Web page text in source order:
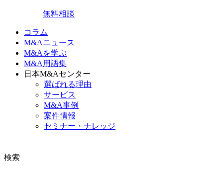
無料相談
コラム
M&Aニュース
M&Aを学ぶ
M&A用語集
日本M&Aセンター
選ばれる理由
サービス
M&A事例
案件情報
セミナー・ナレッジ
検索